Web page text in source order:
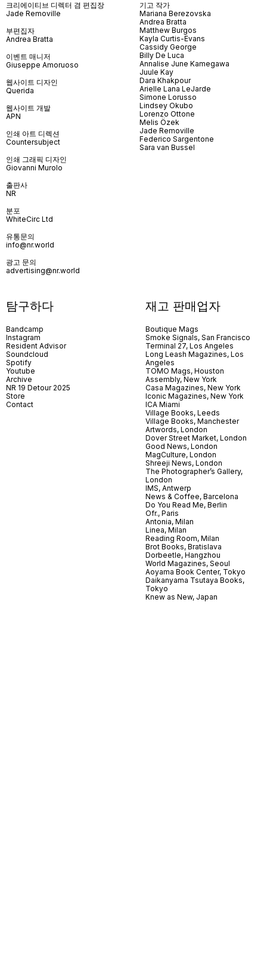
크리에이티브 디렉터 겸 편집장
Jade Removille
부편집자
Andrea Bratta
이벤트 매니저
Giuseppe Amoruoso
웹사이트 디자인
Querida
웹사이트 개발
APN
인쇄 아트 디렉션
Countersubject
인쇄 그래픽 디자인
Giovanni Murolo
출판사
NR
분포
WhiteCirc Ltd
유통문의
info@nr.world
광고 문의
advertising@nr.world
기고 작가
Mariana Berezovska
Andrea Bratta
Matthew Burgos
Kayla Curtis-Evans
Cassidy George
Billy De Luca
Annalise June Kamegawa
Juule Kay
Dara Khakpour
Arielle Lana LeJarde
Simone Lorusso
Lindsey Okubo
Lorenzo Ottone
Melis Özek
Jade Removille
Federico Sargentone
Sara van Bussel
탐구하다
Bandcamp
Instagram
Resident Advisor
Soundcloud
Spotify
Youtube
Archive
NR 19 Detour 2025
Store
Contact
재고 판매업자
Boutique Mags
Smoke Signals, San Francisco
Terminal 27, Los Angeles
Long Leash Magazines, Los
Angeles
TOMO Mags, Houston
Assembly, New York
Casa Magazines, New York
Iconic Magazines, New York
ICA Miami
Village Books, Leeds
Village Books, Manchester
Artwords, London
Dover Street Market, London
Good News, London
MagCulture, London
Shreeji News, London
The Photographer’s Gallery,
London
IMS, Antwerp
News & Coffee, Barcelona
Do You Read Me, Berlin
Ofr., Paris
Antonia, Milan
Linea, Milan
Reading Room, Milan
Brot Books, Bratislava
Dorbeetle, Hangzhou
World Magazines, Seoul
Aoyama Book Center, Tokyo
Daikanyama Tsutaya Books,
Tokyo
Knew as New, Japan